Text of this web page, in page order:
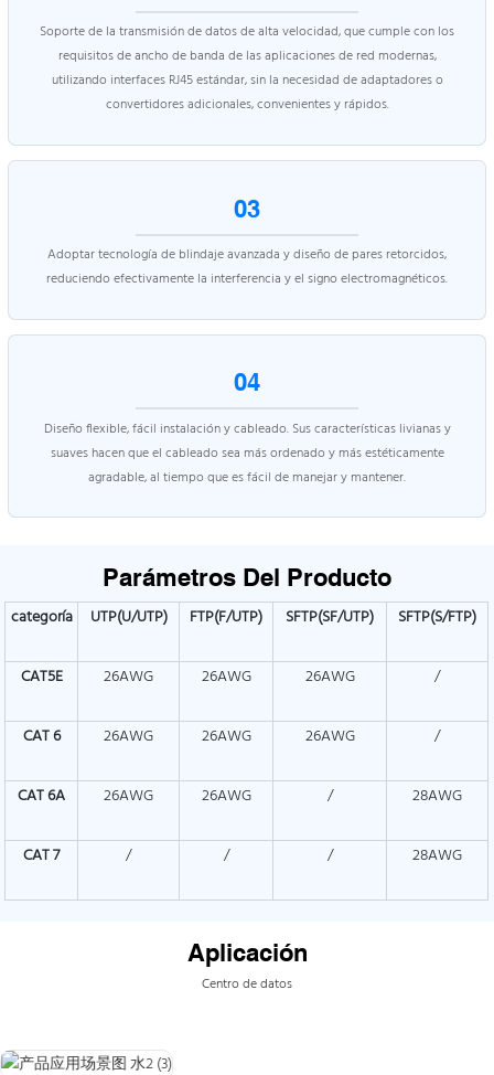
Soporte de la transmisión de datos de alta velocidad, que cumple con los
requisitos de ancho de banda de las aplicaciones de red modernas,
utilizando interfaces RJ45 estándar, sin la necesidad de adaptadores o
convertidores adicionales, convenientes y rápidos.
03
Adoptar tecnología de blindaje avanzada y diseño de pares retorcidos,
reduciendo efectivamente la interferencia y el signo electromagnéticos.
04
Diseño flexible, fácil instalación y cableado. Sus características livianas y
suaves hacen que el cableado sea más ordenado y más estéticamente
agradable, al tiempo que es fácil de manejar y mantener.
Parámetros Del Producto
categoría UTP(U/UTP) FTP(F/UTP) SFTP(SF/UTP) SFTP(S/FTP)
CAT5E 26AWG 26AWG 26AWG /
CAT6 26AWG 26AWG 26AWG /
CAT6A 26AWG 26AWG / 28AWG
CAT7 / / / 28AWG
Aplicación
Centro de datos